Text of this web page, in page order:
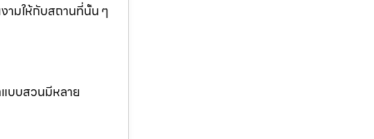
ามให้กับสถานที่นั้น ๆ
บบสวนมีหลาย